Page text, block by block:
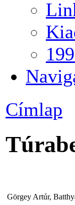
Címlap
Görgey Artúr,